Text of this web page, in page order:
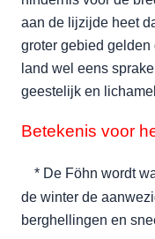
aan de lijzijde heet
groter gebied
land wel eens
geestelijk en
Betekenis voor
* De Föhn wordt
de winter de
berghellingen en